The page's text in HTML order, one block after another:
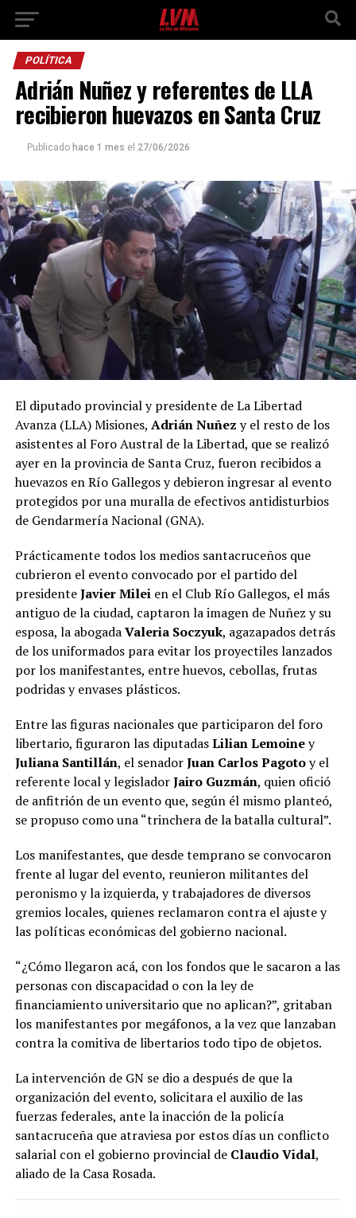
POLÍTICA
Adrián Nuñez y referentes de LLA
recibieron huevazos en Santa Cruz
Publicado hace 1 mes el 27/06/2026
El diputado provincial y presidente de La Libertad
Avanza (LLA) Misiones, Adrián Nuñez y el resto de los
asistentes al Foro Austral de la Libertad, que se realizó
ayer en la provincia de Santa Cruz, fueron recibidos a
huevazos en Río Gallegos y debieron ingresar al evento
protegidos por una muralla de efectivos antidisturbios
de Gendarmería Nacional (GNA).
Prácticamente todos los medios santacruceños que
cubrieron el evento convocado por el partido del
presidenteJavier Mileien el Club Río Gallegos, el más
antiguo de la ciudad, captaron la imagen de Nuñez y su
esposa, la abogadaValeria Soczyuk, agazapados detrás
de los uniformados para evitar los proyectiles lanzados
por los manifestantes, entre huevos, cebollas, frutas
podridas y envases plásticos.
Entre las figuras nacionales que participaron del foro
libertario, figuraron las diputadasLilian Lemoiney
Juliana Santillán, el senadorJuan Carlos Pagotoy el
referente local y legisladorJairo Guzmán, quien ofició
de anfitrión de un evento que, según él mismo planteó,
se propuso como una “trinchera de la batalla cultural”.
Los manifestantes, que desde temprano se convocaron
frente al lugar del evento, reunieron militantes del
peronismo y la izquierda, y trabajadores de diversos
gremios locales, quienes reclamaron contra el ajuste y
las políticas económicas del gobierno nacional.
“¿Cómo llegaron acá, con los fondos que le sacaron a las
personas con discapacidad o con la ley de
financiamiento universitario que no aplican?”, gritaban
los manifestantes por megáfonos, a la vez que lanzaban
contra la comitiva de libertarios todo tipo de objetos.
La intervención de GN se dio a después de que la
organización del evento, solicitara el auxilio de las
fuerzas federales, ante la inacción de la policía
santacruceña que atraviesa por estos días un conflicto
salarial con el gobierno provincial de Claudio Vidal,
aliado de la Casa Rosada.